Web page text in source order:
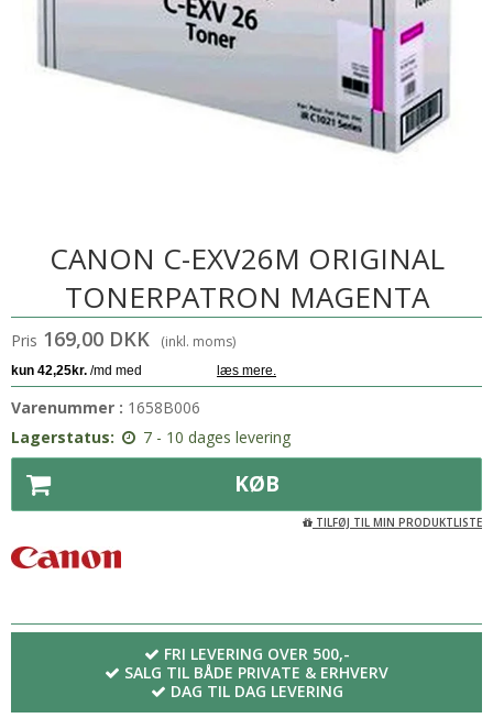
CANON C-EXV26M ORIGINAL
TONERPATRON MAGENTA
Pris 169,00 DKK (inkl. moms)
Varenummer : 1658B006
Lagerstatus:
7 - 10 dages levering
KØB
TILFØJ TIL MIN PRODUKTLISTE
FRI LEVERING OVER 500,-
SALG TIL BÅDE PRIVATE & ERHVERV
DAG TIL DAG LEVERING